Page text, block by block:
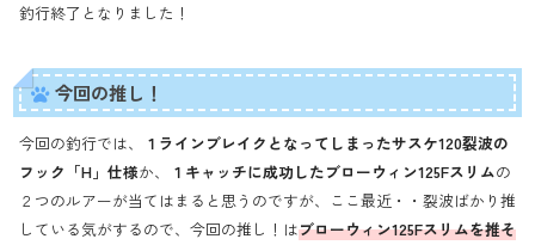
釣行終了となりました！
今回の推し！
今回の釣行では、
１ラインブレイクとなってしまったサスケ120裂波の
フック「H」仕様か、 １キャッチに成功したブローウィン125Fスリムの
２つのルアーが当てはまると思うのですが、ここ最近・・裂波ばかり推
している気がするので、今回の推し！はブローウィン125Fスリムを推そ